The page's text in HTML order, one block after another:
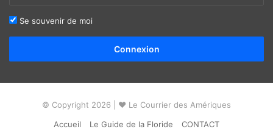
Se souvenir de moi
Connexion
© Copyright 2026 | ❤ Le Courrier des Amériques
Accueil
Le Guide de la Floride CONTACT